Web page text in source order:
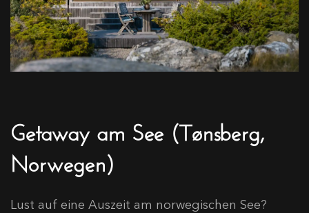
Getaway am See (Tønsberg,
Norwegen)
Lust auf eine Auszeit am norwegischen See?